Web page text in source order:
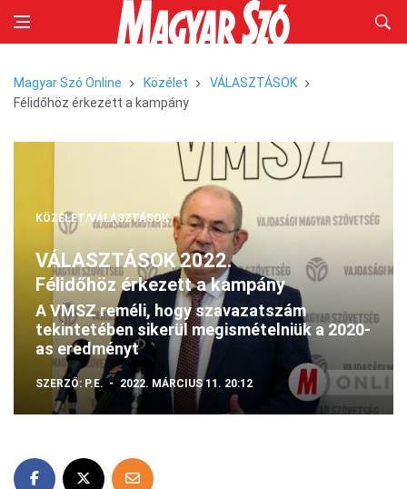
Magyar Szó Online Közélet
VÁLASZTÁSOK
Félidőhöz érkezett a kampány
KÖZÉLET/VÁLASZTÁSOK
VÁLASZTÁSOK 2022.
Félidőhöz érkezett a kampány
A VMSZ reméli, hogy szavazatszám
tekintetében sikerül megismételniük a 2020-
as eredményt
SZERZŐ: P.E. 2022. MÁRCIUS 11. 20:12